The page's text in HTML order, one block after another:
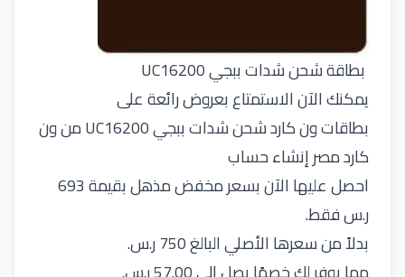
بطاقة شحن شدات ببجي UC16200
يمكنك الآن الاستمتاع بعروض رائعة على
بطاقات ون كارد
شحن شدات ببجي UC16200 من ون
كارد مصر إنشاء حساب
احصل عليها الآن بسعر مخفض مذهل بقيمة 693
ر.س فقط.
بدلاً من سعرها الأصلي البالغ 750 ر.س.